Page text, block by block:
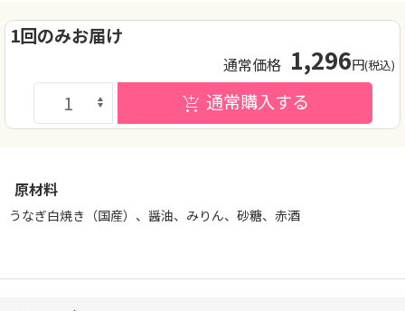
1回のみお届け
通常価格 1,296円(税込)
通常購入する
原材料
うなぎ白焼き（国産）、醤油、みりん、砂糖、赤酒